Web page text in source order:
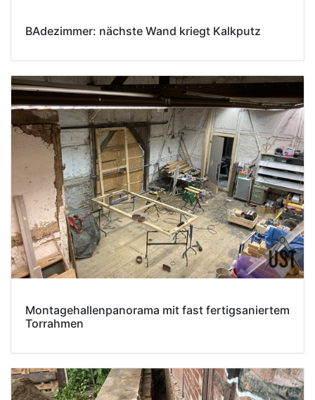
BAdezimmer: nächste Wand kriegt Kalkputz
Montagehallenpanorama mit fast fertigsaniertem
Torrahmen